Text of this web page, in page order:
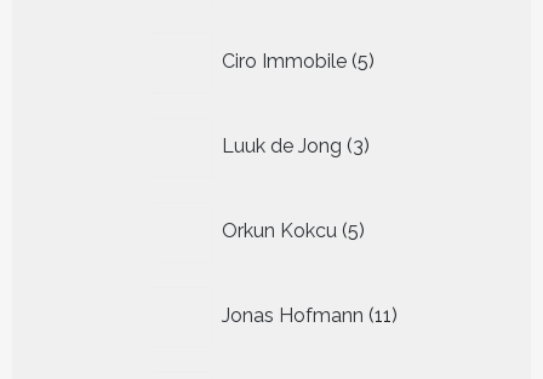
Ciro Immobile 5
producten
Luuk de Jong 3
producten
Orkun Kokcu 5
producten
Jonas Hofmann 11
producten